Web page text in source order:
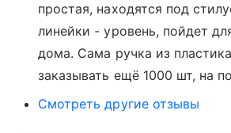
простая, находятся под
линейки - уровень, пойдет
дома. Сама ручка из
заказывать ещё 1000 шт, на
Смотреть другие отзывы